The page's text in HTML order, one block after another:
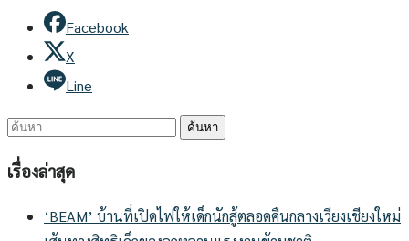
Facebook
X
Line
ค้นหา
เรื่องล่าสุด
‘BEAM’ บ้านที่เปิดไฟให้เด็กนักสู้ตลอดคืนกลางเวียงเชียงใหม่